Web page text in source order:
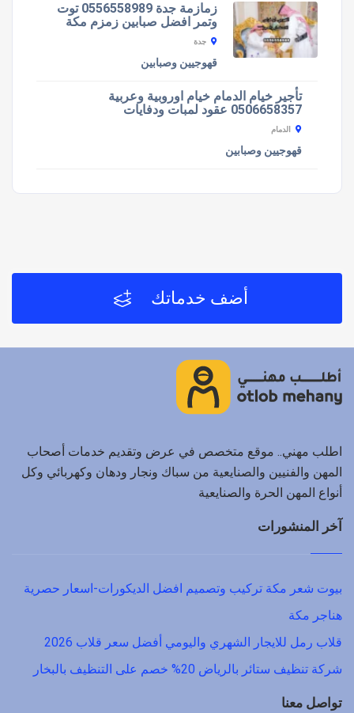
زمازمة جدة 0556558989 توت
وتمر افضل صبابين زمزم مكة
جدة
قهوجيين وصبابين
تأجير خيام الدمام خيام اوروبية وعربية
0506658357 عقود لمبات ودفايات
الدمام
قهوجيين وصبابين
أضف خدماتك
اطلب مهني.. موقع متخصص في عرض وتقديم خدمات أصحاب
المهن والفنيين والصنايعية من سباك ونجار ودهان وكهربائي وكل
أنواع المهن الحرة والصنايعية
آخر المنشورات
بيوت شعر مكة تركيب وتصميم افضل الديكورات-اسعار حصرية
هناجر مكة
قلاب رمل للايجار الشهري واليومي أفضل سعر قلاب 2026
شركة تنظيف ستائر بالرياض 20% خصم على التنظيف بالبخار
تواصل معنا